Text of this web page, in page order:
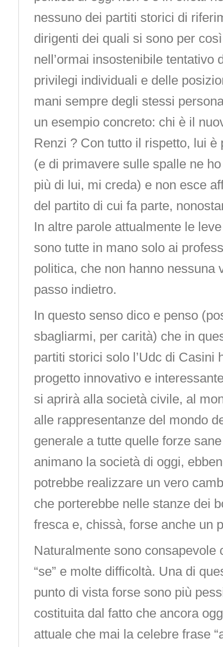
nessuno dei partiti storici di
dirigenti dei quali si sono per
nell’ormai insostenibile tentativo
privilegi individuali e delle
mani sempre degli stessi
un esempio concreto: chi è il
Renzi ? Con tutto il rispetto, lui è
(e di primavere sulle spalle ne
più di lui, mi creda) e non esce
del partito di cui fa parte,
In altre parole attualmente le
sono tutte in mano solo ai
politica, che non hanno nessuna
passo indietro.
In questo senso dico e penso
sbagliarmi, per carità) che in
partiti storici solo l’Udc di Casini
progetto innovativo e
si aprirà alla società civile, al
alle rappresentanze del mondo
generale a tutte quelle forze
animano la società di oggi,
potrebbe realizzare un vero
che porterebbe nelle stanze dei
fresca e, chissà, forse anche un
Naturalmente sono consapevole
“se” e molte difficoltà. Una di
punto di vista forse sono più
costituita dal fatto che ancora
attuale che mai la celebre frase